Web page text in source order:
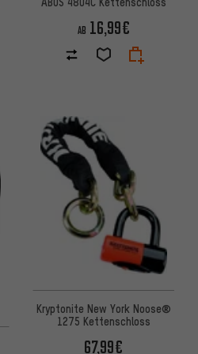
AB 16,99€
Kryptonite New York Noose®
1275 Kettenschloss
67,99€